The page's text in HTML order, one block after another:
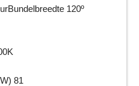
120º
81